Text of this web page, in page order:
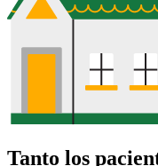
Tanto los